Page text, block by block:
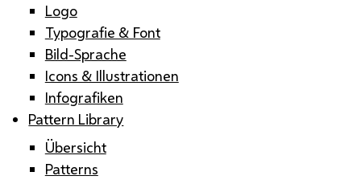
Logo
Typografie & Font
Bild-Sprache
Icons & Illustrationen
Infografiken
Pattern Library
Übersicht
Patterns